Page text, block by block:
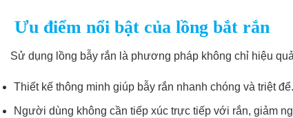
Ưu điểm nổi bật của lồng bắt rắn
Sử dụng lồng bẫy rắn là phương pháp không chỉ hiệu
Thiết kế thông minh giúp bẫy rắn nhanh chóng và triệt để.
Người dùng không cần tiếp xúc trực tiếp với rắn, giảm